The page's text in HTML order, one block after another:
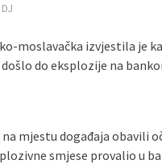
DJ
moslavačka izvjestila je
do eksplozije na
mjestu događaja obavili
smjese provalio u